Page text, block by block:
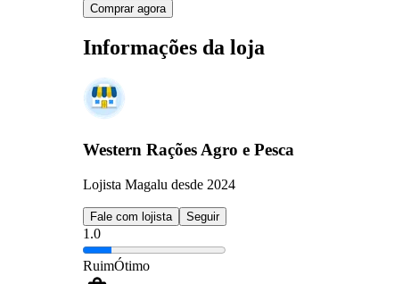
Comprar agora
Informações da loja
Western Rações Agro e Pesca
Lojista Magalu desde 2024
Fale com lojista Seguir
1.0
RuimÓtimo